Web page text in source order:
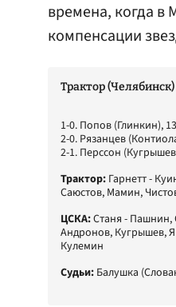
времена, когда в
компенсации
Трактор (Челябинск)
1-0. Попов (Глинкин),
2-0. Рязанцев
2-1. Перссон
Трактор: Гарнетт -
Саюстов, Мамин,
ЦСКА:Станя - Пашнин,
Андронов, Кугрышев,
Кулемин
Судьи: Балушка